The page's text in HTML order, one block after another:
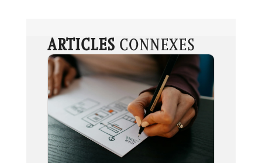
ARTICLES CONNEXES